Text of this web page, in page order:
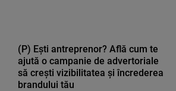
(P) Ești antreprenor? Află cum te
ajută o campanie de advertoriale
să crești vizibilitatea și încrederea
brandului tău